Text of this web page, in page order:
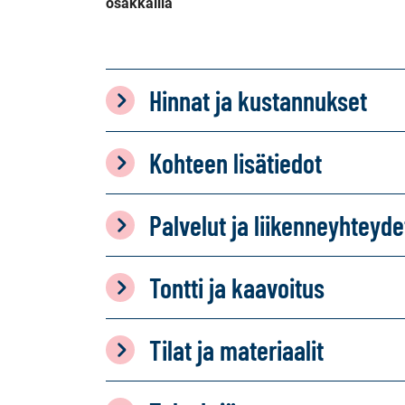
Hinnat ja kustannukset
Kohteen lisätiedot
Palvelut ja
Tontti ja kaavoitus
Tilat ja materiaalit